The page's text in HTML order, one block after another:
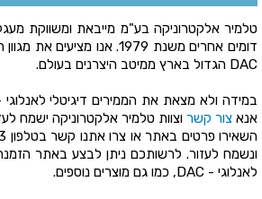
דומים אחרים משנת 1979. אנו
DAC הגדול בארץ ממיטב היצרנים בעולם.
אנא צור קשר וצוות טלמיר אלקטרוניקה ישמח
השאירו פרטים באתר או צרו אתנו קשר בטלפון
ונשמח לעזור. לרשותכם ניתן לבצע באתר הזמנה
לאנלוגי - DAC, כמו גם מוצרים נוספים.